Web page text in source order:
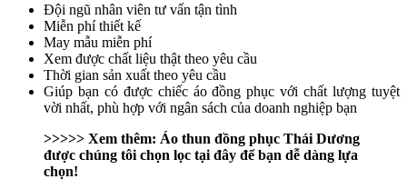
Đội ngũ nhân viên tư vấn tận tình
Miễn phí thiết kế
May mẫu miễn phí
Xem được chất liệu thật theo yêu cầu
Thời gian sản xuất theo yêu cầu
Giúp bạn có được chiếc áo đồng phục với chất lượng tuyệt
vời nhất, phù hợp với ngân sách của doanh nghiệp bạn
>>>>> Xem thêm: Áo thun đồng phục Thái Dương
được chúng tôi chọn lọc tại đây để bạn dễ dàng lựa
chọn!